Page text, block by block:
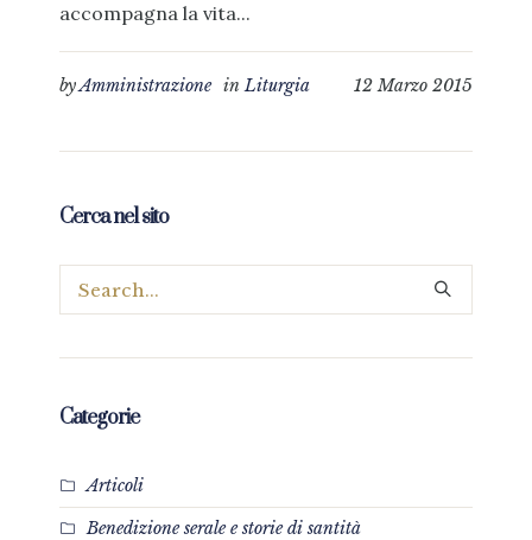
accompagna la vita...
12 Marzo 2015
byAmministrazione inLiturgia
Cerca nel sito
Categorie
Articoli
Benedizione serale e storie di santità